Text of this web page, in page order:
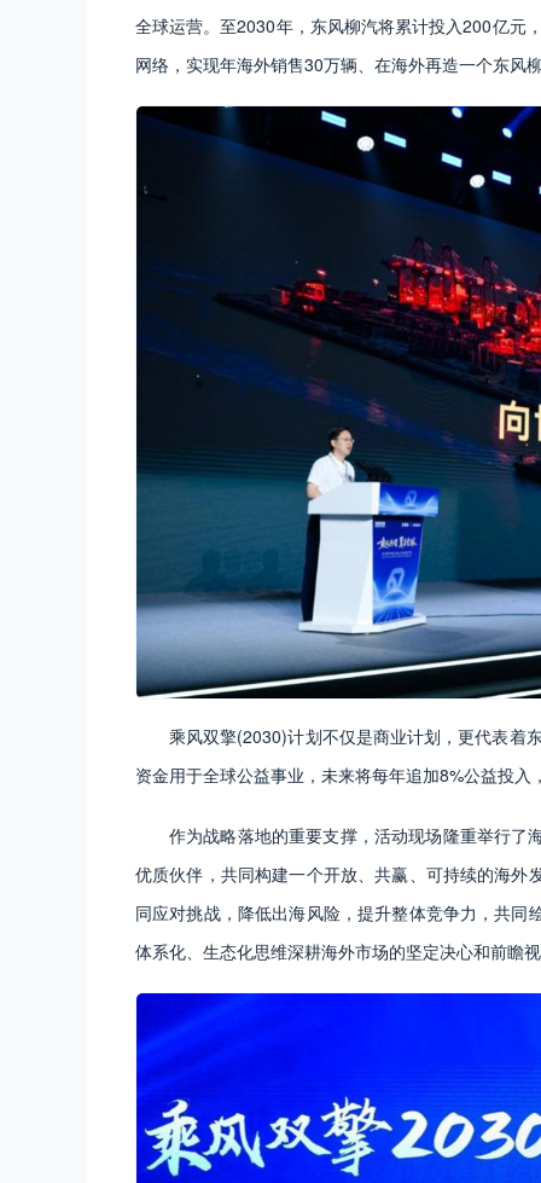
全球运营。至2030年，东风柳汽将累计投入200亿元
网络，实现年海外销售30万辆、在海外再造一个东风柳
乘风双擎(2030)计划不仅是商业计划，更代表着
资金用于全球公益事业，未来将每年追加8%公益投入
作为战略落地的重要支撑，活动现场隆重举行了
优质伙伴，共同构建一个开放、共赢、可持续的海
同应对挑战，降低出海风险，提升整体竞争力，共
体系化、生态化思维深耕海外市场的坚定决心和前瞻视